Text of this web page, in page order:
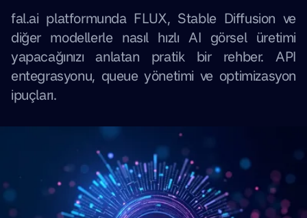
fal.ai platformunda FLUX, Stable Diffusion ve
diğer modellerle nasıl hızlı AI görsel üretimi
yapacağınızı anlatan pratik bir rehber. API
entegrasyonu, queue yönetimi ve optimizasyon
ipuçları.